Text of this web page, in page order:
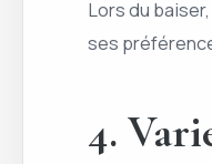
Lors du
ses
4.